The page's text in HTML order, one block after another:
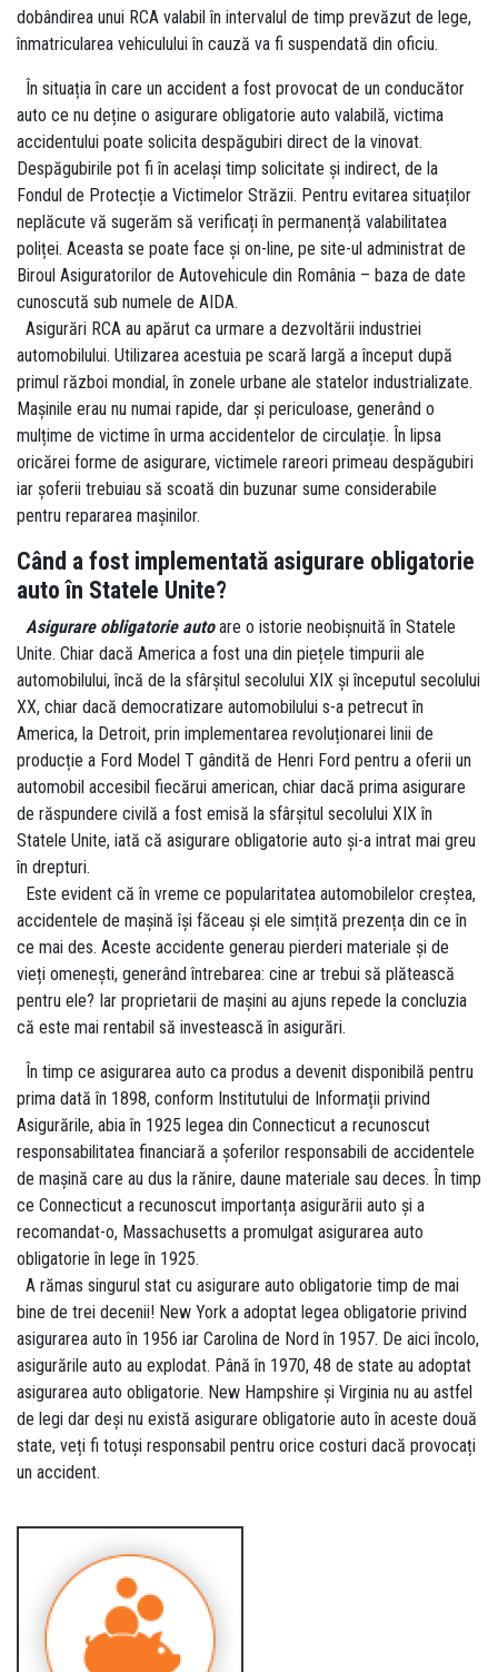
dobândirea unui RCA valabil în intervalul de timp prevăzut de lege,
înmatricularea vehiculului în cauză va fi suspendată din oficiu.
În situația în care un accident a fost provocat de un conducător
auto ce nu deține o asigurare obligatorie auto valabilă, victima
accidentului poate solicita despăgubiri direct de la vinovat.
Despăgubirile pot fi în același timp solicitate și indirect, de la
Fondul de Protecție a Victimelor Străzii. Pentru evitarea situaților
neplăcute vă sugerăm să verificați în permanență valabilitatea
poliței. Aceasta se poate face și on-line, pe site-ul administrat de
Biroul Asiguratorilor de Autovehicule din România – baza de date
cunoscută sub numele de AIDA.
Asigurări RCA au apărut ca urmare a dezvoltării industriei
automobilului. Utilizarea acestuia pe scară largă a început după
primul război mondial, în zonele urbane ale statelor industrializate.
Mașinile erau nu numai rapide, dar și periculoase, generând o
mulțime de victime în urma accidentelor de circulație. În lipsa
oricărei forme de asigurare, victimele rareori primeau despăgubiri
iar șoferii trebuiau să scoată din buzunar sume considerabile
pentru repararea mașinilor.
Când a fost implementată asigurare obligatorie
auto în Statele Unite?
Asigurare obligatorie autoare o istorie neobișnuită în Statele
Unite. Chiar dacă America a fost una din piețele timpurii ale
automobilului, încă de la sfârșitul secolului XIX și începutul secolului
XX, chiar dacă democratizare automobilului s-a petrecut în
America, la Detroit, prin implementarea revoluționarei linii de
producție a Ford Model T gândită de Henri Ford pentru a oferii un
automobil accesibil fiecărui american, chiar dacă prima asigurare
de răspundere civilă a fost emisă la sfârșitul secolului XIX în
Statele Unite, iată că asigurare obligatorie auto și-a intrat mai greu
în drepturi.
Este evident că în vreme ce popularitatea automobilelor creștea,
accidentele de mașină își făceau și ele simțită prezența din ce în
ce mai des. Aceste accidente generau pierderi materiale și de
vieți omenești, generând întrebarea: cine ar trebui să plătească
pentru ele? Iar proprietarii de mașini au ajuns repede la concluzia
că este mai rentabil să investească în asigurări.
În timp ce asigurarea auto ca produs a devenit disponibilă pentru
prima dată în 1898, conform Institutului de Informații privind
Asigurările, abia în 1925 legea din Connecticut a recunoscut
responsabilitatea financiară a șoferilor responsabili de accidentele
de mașină care au dus la rănire, daune materiale sau deces. În timp
ce Connecticut a recunoscut importanța asigurării auto și a
recomandat-o, Massachusetts a promulgat asigurarea auto
obligatorie în lege în 1925.
A rămas singurul stat cu asigurare auto obligatorie timp de mai
bine de trei decenii! New York a adoptat legea obligatorie privind
asigurarea auto în 1956 iar Carolina de Nord în 1957. De aici încolo,
asigurările auto au explodat. Până în 1970, 48 de state au adoptat
asigurarea auto obligatorie. New Hampshire și Virginia nu au astfel
de legi dar deși nu există asigurare obligatorie auto în aceste două
state, veți fi totuși responsabil pentru orice costuri dacă provocați
un accident.